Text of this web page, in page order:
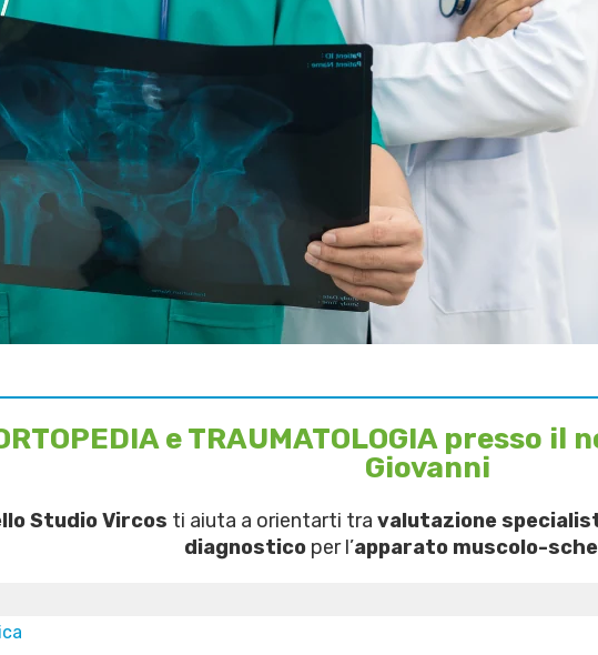
e TRAUMATOLOGIA presso
Giovanni
Studio Vircos ti aiuta a orientarti tra valutazione
diagnosticoper l’apparato muscolo-